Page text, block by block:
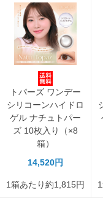
トパーズ ワンデー
シリコーンハイドロ
ゲル ナチュトパー
ズ 10枚入り（×8
箱）
14,520円
1箱あたり約1,815円